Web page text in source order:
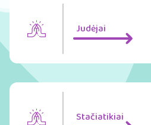
Judėjai
Stačiatikiai